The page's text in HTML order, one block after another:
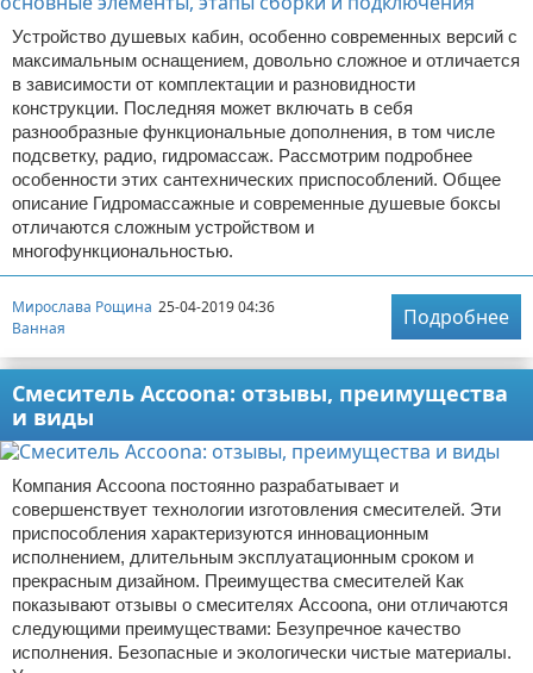
Устройство душевых кабин, особенно современных версий с
максимальным оснащением, довольно сложное и отличается
в зависимости от комплектации и разновидности
конструкции. Последняя может включать в себя
разнообразные функциональные дополнения, в том числе
подсветку, радио, гидромассаж. Рассмотрим подробнее
особенности этих сантехнических приспособлений. Общее
описание Гидромассажные и современные душевые боксы
отличаются сложным устройством и
многофункциональностью.
Мирослава Рощина 25-04-2019 04:36
Ванная
Подробнее
Смеситель Accoona: отзывы, преимущества
и виды
Компания Accoona постоянно разрабатывает и
совершенствует технологии изготовления смесителей. Эти
приспособления характеризуются инновационным
исполнением, длительным эксплуатационным сроком и
прекрасным дизайном. Преимущества смесителей Как
показывают отзывы о смесителях Accoona, они отличаются
следующими преимуществами: Безупречное качество
исполнения. Безопасные и экологически чистые материалы.